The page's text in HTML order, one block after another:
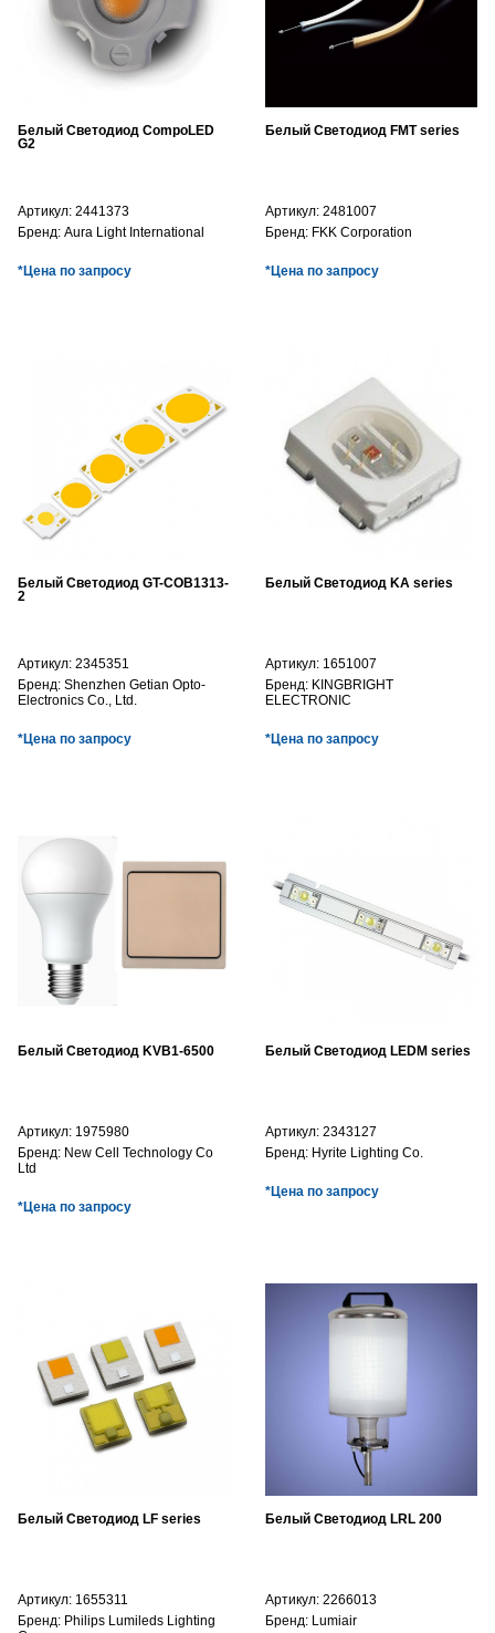
Белый Светодиод CompoLED
G2
Артикул: 2441373
Бренд: Aura Light International
*Цена по запросу
Белый Светодиод FMT series
Артикул: 2481007
Бренд: FKK Corporation
*Цена по запросу
Белый Светодиод GT-COB1313-
2
Артикул: 2345351
Бренд: Shenzhen Getian Opto-
Electronics Co., Ltd.
*Цена по запросу
Белый Светодиод KA series
Артикул: 1651007
Бренд: KINGBRIGHT
ELECTRONIC
*Цена по запросу
Белый Светодиод KVB1-6500
Артикул: 1975980
Бренд: New Cell Technology Co
Ltd
*Цена по запросу
Белый Светодиод LEDM series
Артикул: 2343127
Бренд: Hyrite Lighting Co.
*Цена по запросу
Белый Светодиод LF series
Артикул: 1655311
Бренд: Philips Lumileds Lighting
Белый Светодиод LRL 200
Артикул: 2266013
Бренд: Lumiair